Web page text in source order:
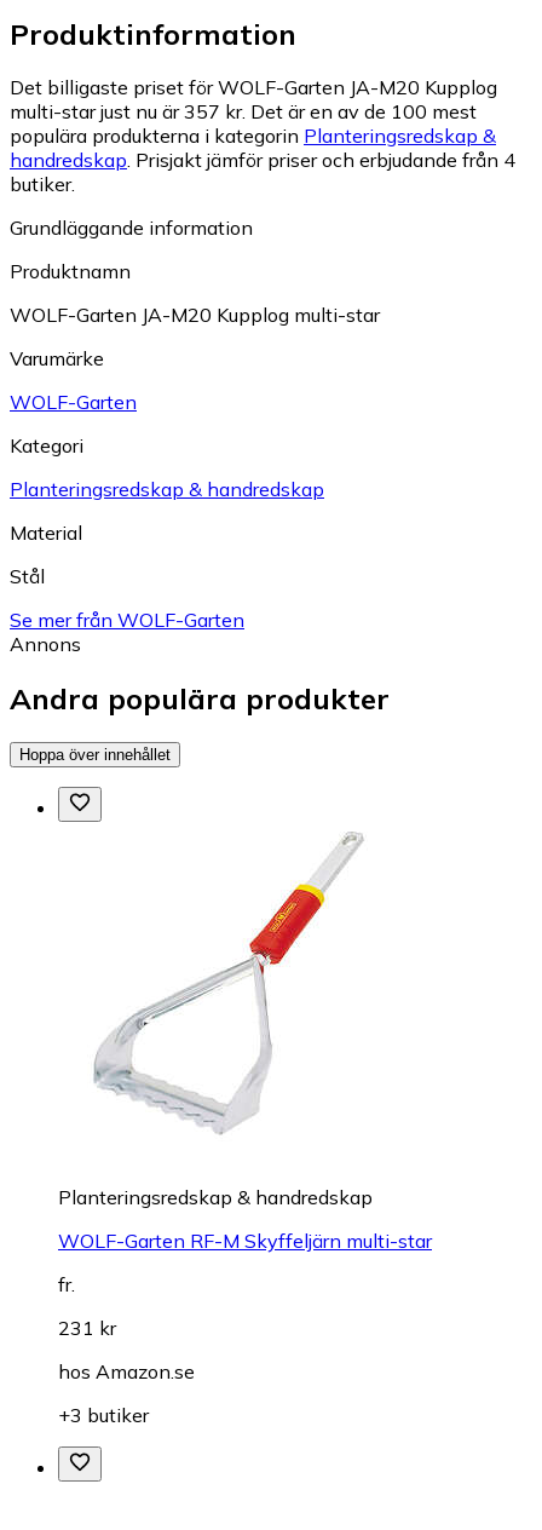
Produktinformation
Det billigaste priset för WOLF-Garten JA-M20 Kupplog
multi-star just nu är 357 kr. Det är en av de 100 mest
populära produkterna i kategorin Planteringsredskap &
handredskap. Prisjakt jämför priser och erbjudande från 4
butiker.
Grundläggande information
Produktnamn
WOLF-Garten JA-M20 Kupplog multi-star
Varumärke
WOLF-Garten
Kategori
Planteringsredskap & handredskap
Material
Stål
Se mer från WOLF-Garten
Annons
Andra populära produkter
Hoppa över innehållet
Planteringsredskap & handredskap
WOLF-Garten RF-M Skyffeljärn multi-star
fr.
231 kr
hos Amazon.se
+3 butiker